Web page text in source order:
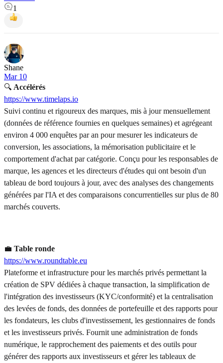
1
Shane
Mar 10
🔍 Accélérés
https://www.timelaps.io
Suivi continu et rigoureux des marques, mis à jour mensuellement
(données de référence fournies en quelques semaines) et agrégeant
environ 4 000 enquêtes par an pour mesurer les indicateurs de
conversion, les associations, la mémorisation publicitaire et le
comportement d'achat par catégorie. Conçu pour les responsables de
marque, les agences et les directeurs d'études qui ont besoin d'un
tableau de bord toujours à jour, avec des analyses des changements
générées par l'IA et des comparaisons concurrentielles sur plus de 80
marchés couverts.
💼 Table ronde
https://www.roundtable.eu
Plateforme et infrastructure pour les marchés privés permettant la
création de SPV dédiées à chaque transaction, la simplification de
l'intégration des investisseurs (KYC/conformité) et la centralisation
des levées de fonds, des données de portefeuille et des rapports pour
les fondateurs, les clubs d'investissement, les gestionnaires de fonds
et les investisseurs privés. Fournit une administration de fonds
numérique, le rapprochement des paiements et des outils pour
générer des rapports aux investisseurs et gérer les tableaux de